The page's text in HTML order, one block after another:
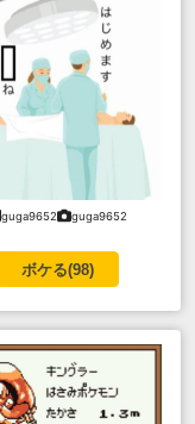
guga9652 guga9652
ボケる(98)